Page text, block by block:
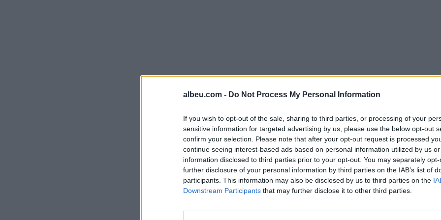
albeu.com - Do Not Process My Personal Information
If you wish to opt-out of the sale, sharing to third parties, or processing of your
sensitive information for targeted advertising by us, please use the below opt-out
confirm your selection. Please note that after your opt-out request is processed
continue seeing interest-based ads based on personal information utilized by us
information disclosed to third parties prior to your opt-out. You may separately
further disclosure of your personal information by third parties on the IAB’s list of
participants. This information may also be disclosed by us to third parties on the
Downstream Participants that may further disclose it to other third parties.